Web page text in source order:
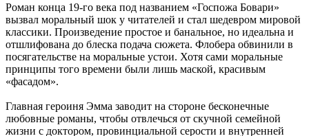
Роман конца 19-го века под названием «Госпожа Бовари»
вызвал моральный шок у читателей и стал шедевром мировой
классики. Произведение простое и банальное, но идеальна и
отшлифована до блеска подача сюжета. Флобера обвинили в
посягательстве на моральные устои. Хотя сами моральные
принципы того времени были лишь маской, красивым
«фасадом».
Главная героиня Эмма заводит на стороне бесконечные
любовные романы, чтобы отвлечься от скучной семейной
жизни с доктором, провинциальной серости и внутренней